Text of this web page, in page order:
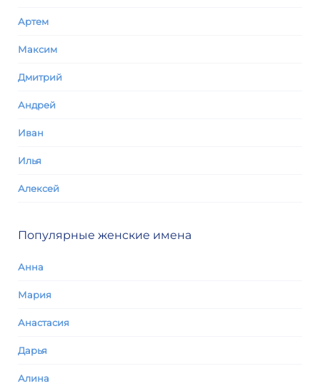
Артем
Максим
Дмитрий
Андрей
Иван
Илья
Алексей
Популярные женские имена
Анна
Мария
Анастасия
Дарья
Алина